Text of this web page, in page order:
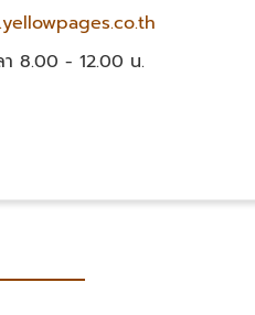
า 8.00 - 12.00 น.